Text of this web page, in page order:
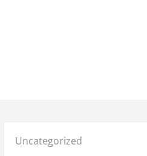
Posted
Uncategorized